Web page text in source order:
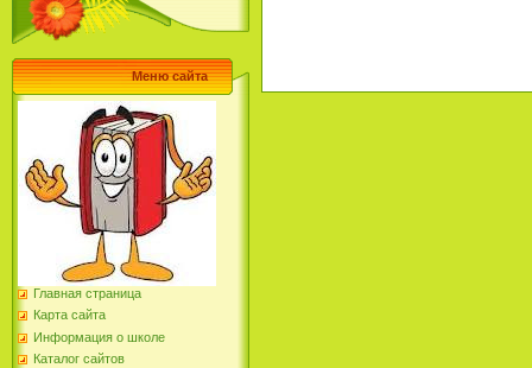
Меню сайта
Главная страница
Карта сайта
Информация о школе
Каталог сайтов